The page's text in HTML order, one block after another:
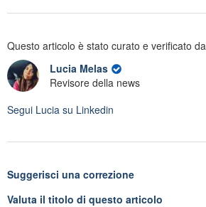
Questo articolo è stato curato e verificato da
Lucia Melas
Revisore della news
Segui Lucia su Linkedin
Suggerisci una correzione
Valuta il titolo di questo articolo